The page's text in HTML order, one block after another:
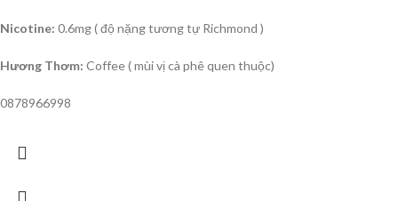
Nicotine: 0.6mg ( độ nặng tương tự Richmond )
Hương Thơm: Coffee ( mùi vị cà phê quen thuộc)
0878966998